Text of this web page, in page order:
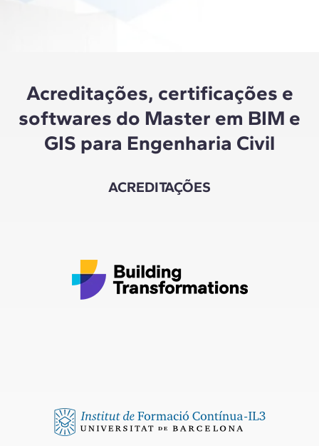
Acreditações, certificações e
softwares do Master em BIM e
GIS para Engenharia Civil
ACREDITAÇÕES